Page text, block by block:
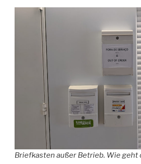
Briefkasten außer Betrieb. Wie geht